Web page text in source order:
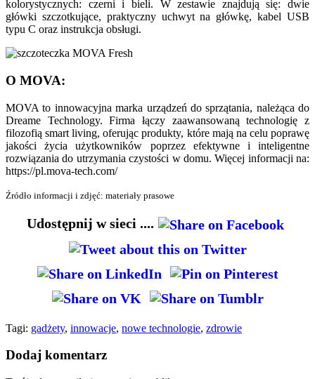
kolorystycznych: czerni i bieli. W zestawie znajdują się: dwie
główki szczotkujące, praktyczny uchwyt na główkę, kabel USB
typu C oraz instrukcja obsługi.
O MOVA:
MOVA to innowacyjna marka urządzeń do sprzątania, należąca do
Dreame Technology. Firma łączy zaawansowaną technologię z
filozofią smart living, oferując produkty, które mają na celu poprawę
jakości życia użytkowników poprzez efektywne i inteligentne
rozwiązania do utrzymania czystości w domu. Więcej informacji na:
https://pl.mova-tech.com/
Źródło informacji i zdjęć: materiały prasowe
Udostępnij w sieci ....
Tagi: gadżety, innowacje, nowe technologie, zdrowie
Dodaj komentarz